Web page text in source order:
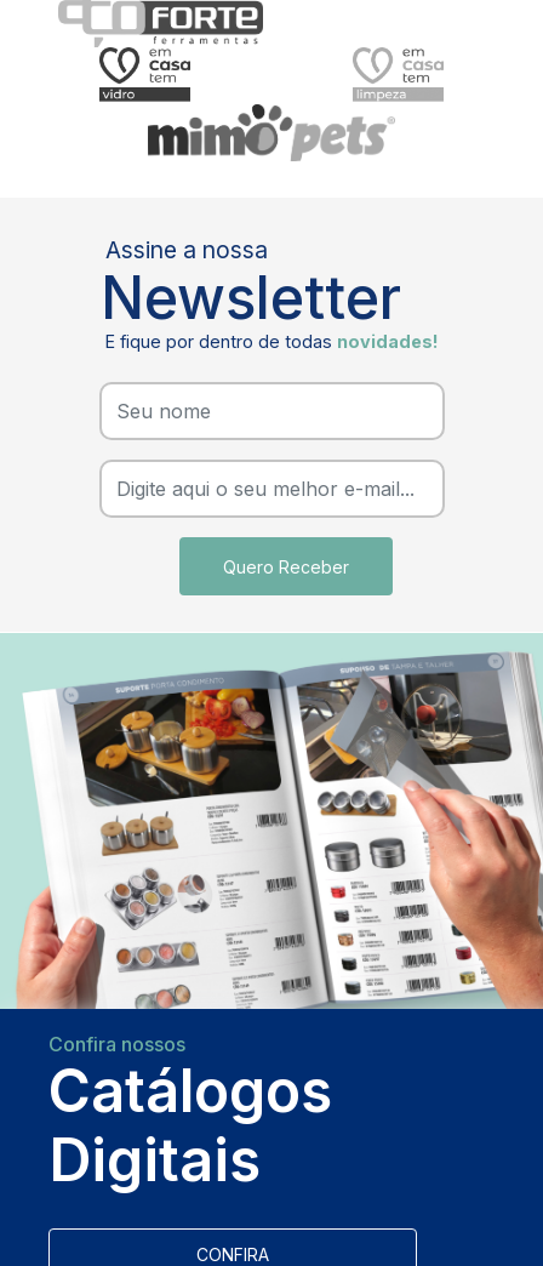
Assine a nossa
Newsletter
E fique por dentro de todas novidades!
Quero Receber
Confira nossos
Catálogos
Digitais
CONFIRA